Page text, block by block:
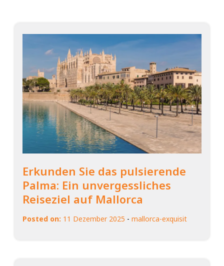
Erkunden Sie das pulsierende
Palma: Ein unvergessliches
Reiseziel auf Mallorca
Posted on: 11 Dezember 2025 - mallorca-exquisit